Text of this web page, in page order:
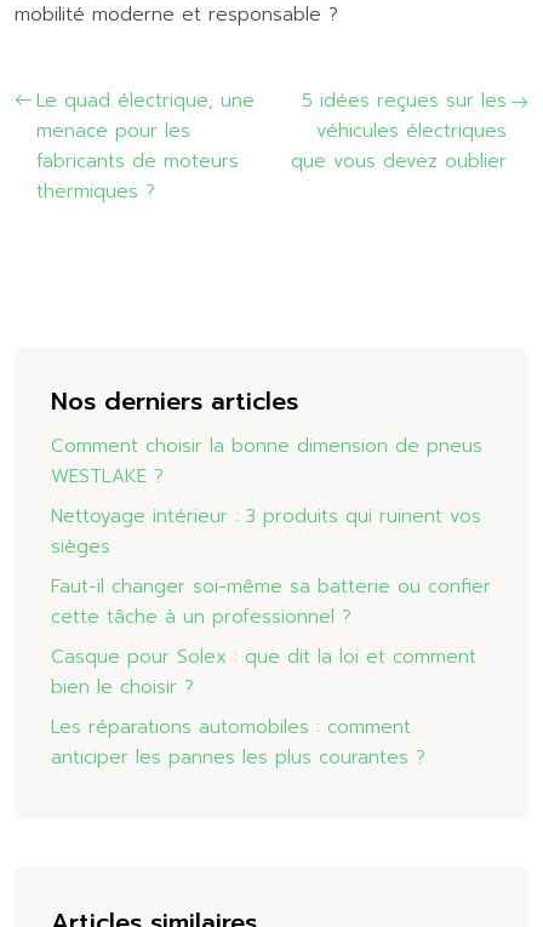
mobilité moderne et responsable ?
Le quad électrique, une
menace pour les
fabricants de moteurs
thermiques ?
5 idées reçues sur les
véhicules électriques
que vous devez oublier
Nos derniers articles
Comment choisir la bonne dimension de pneus
WESTLAKE ?
Nettoyage intérieur : 3 produits qui ruinent vos
sièges
Faut-il changer soi-même sa batterie ou confier
cette tâche à un professionnel ?
Casque pour Solex : que dit la loi et comment
bien le choisir ?
Les réparations automobiles : comment
anticiper les pannes les plus courantes ?